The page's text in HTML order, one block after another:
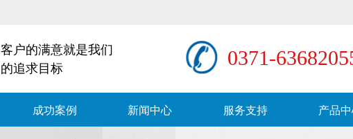
成功案例 新闻中心 服务支持 产品
0371-
客户的满意就是我们
的追求目标